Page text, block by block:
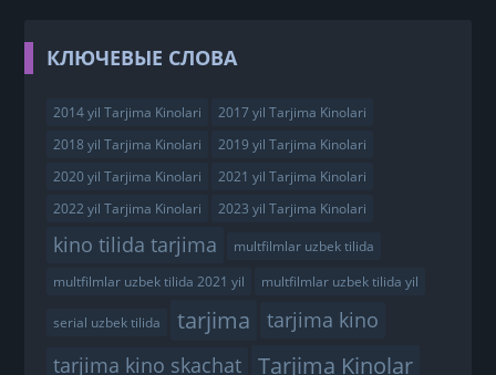
КЛЮЧЕВЫЕ СЛОВА
2014 yil Tarjima Kinolari
2017 yil Tarjima Kinolari
2018 yil Tarjima Kinolari
2019 yil Tarjima Kinolari
2020 yil Tarjima Kinolari
2021 yil Tarjima Kinolari
2022 yil Tarjima Kinolari
2023 yil Tarjima Kinolari
kino tilida tarjima
multfilmlar uzbek tilida
multfilmlar uzbek tilida 2021 yil
multfilmlar uzbek tilida yil
serial uzbek tilida tarjima
tarjima kino
tarjima kino skachat
Tarjima Kinolar